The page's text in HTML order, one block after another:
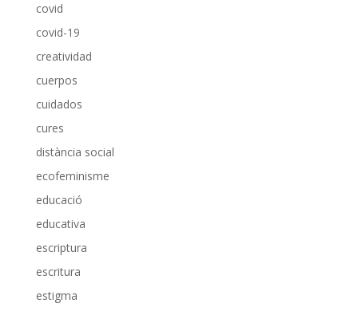
covid
covid-19
creatividad
cuerpos
cuidados
cures
distància social
ecofeminisme
educació
educativa
escriptura
escritura
estigma